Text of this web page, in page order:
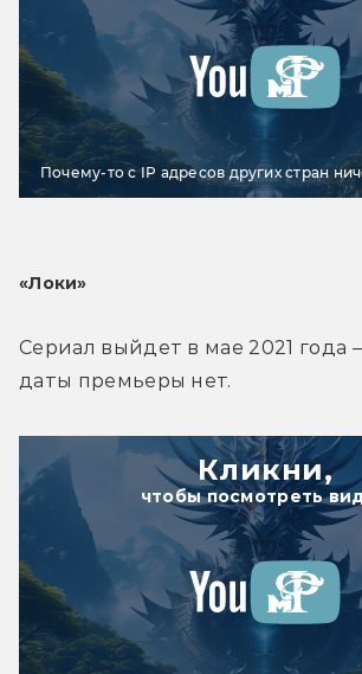
Почему-то с IP адресов других стран
«Локи»
Сериал выйдет в мае 2021 года
даты премьеры нет.
Кликни,
чтобы посмотреть